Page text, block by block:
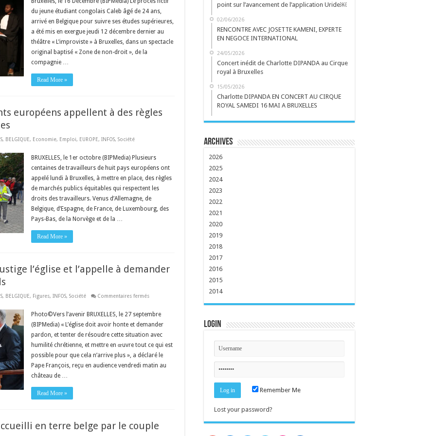
du jeune étudiant congolais Caleb âgé de 24 ans,
arrivé en Belgique pour suivre ses études supérieures,
a été mis en exergue jeudi 12 décembre dernier au
théâtre « L’improviste » à Bruxelles, dans un spectacle
original baptisé « Zone de non-droit », de la
compagnie …
Read More »
européens appellent à des règles
, BELGIQUE, Economie, Emploi, EUROPE, INFOS, Société
BRUXELLES, le 1er octobre (BIPMedia) Plusieurs
centaines de travailleurs de huit pays européens ont
appelé lundi à Bruxelles, à mettre en place, des règles
de marchés publics équitables qui respectent les
droits des travailleurs. Venus d’Allemagne, de
Belgique, d’Espagne, de France, de Luxembourg, des
Pays-Bas, de la Norvège et de la …
Read More »
l’église et l’appelle à demander
, BELGIQUE, Figures, INFOS, Société Commentaires ferméssur
Pape
fustige
et
l’appelle
à
demander
face
Photo©Vers l’avenir BRUXELLES, le 27 septembre
(BIPMedia) « L’église doit avoir honte et demander
pardon, et tenter de résoudre cette situation avec
humilité chrétienne, et mettre en œuvre tout ce qui est
possible pour que cela n’arrive plus », a déclaré le
Pape François, reçu en audience vendredi matin au
château de …
Read More »
en terre belge par le couple
point sur l’avancement de l’application Uride￼
02/06/2026
RENCONTRE AVEC JOSETTE KAMENI, EXPERTE
EN NEGOCE INTERNATIONAL
24/05/2026
Concert inédit de Charlotte DIPANDA au Cirque
royal à Bruxelles
15/05/2026
Charlotte DIPANDA EN CONCERT AU CIRQUE
ROYAL SAMEDI 16 MAI A BRUXELLES
Archives
2026
2025
2024
2023
2022
2021
2020
2019
2018
2017
2016
2015
2014
Login
Remember Me
Lost your password?